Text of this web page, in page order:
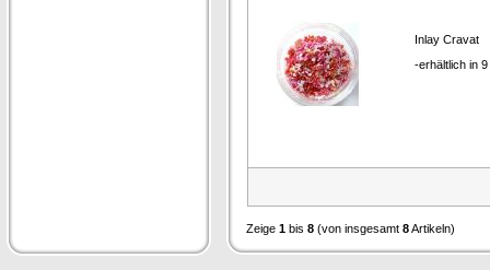
Inlay Cravat
-erhältlich in
Zeige 1 bis 8 (von insgesamt 8Artikeln)